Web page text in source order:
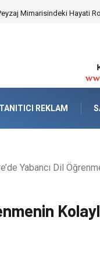
ve Güvenli Lojistik
TANITICI REKLAM
Yabancı Dil